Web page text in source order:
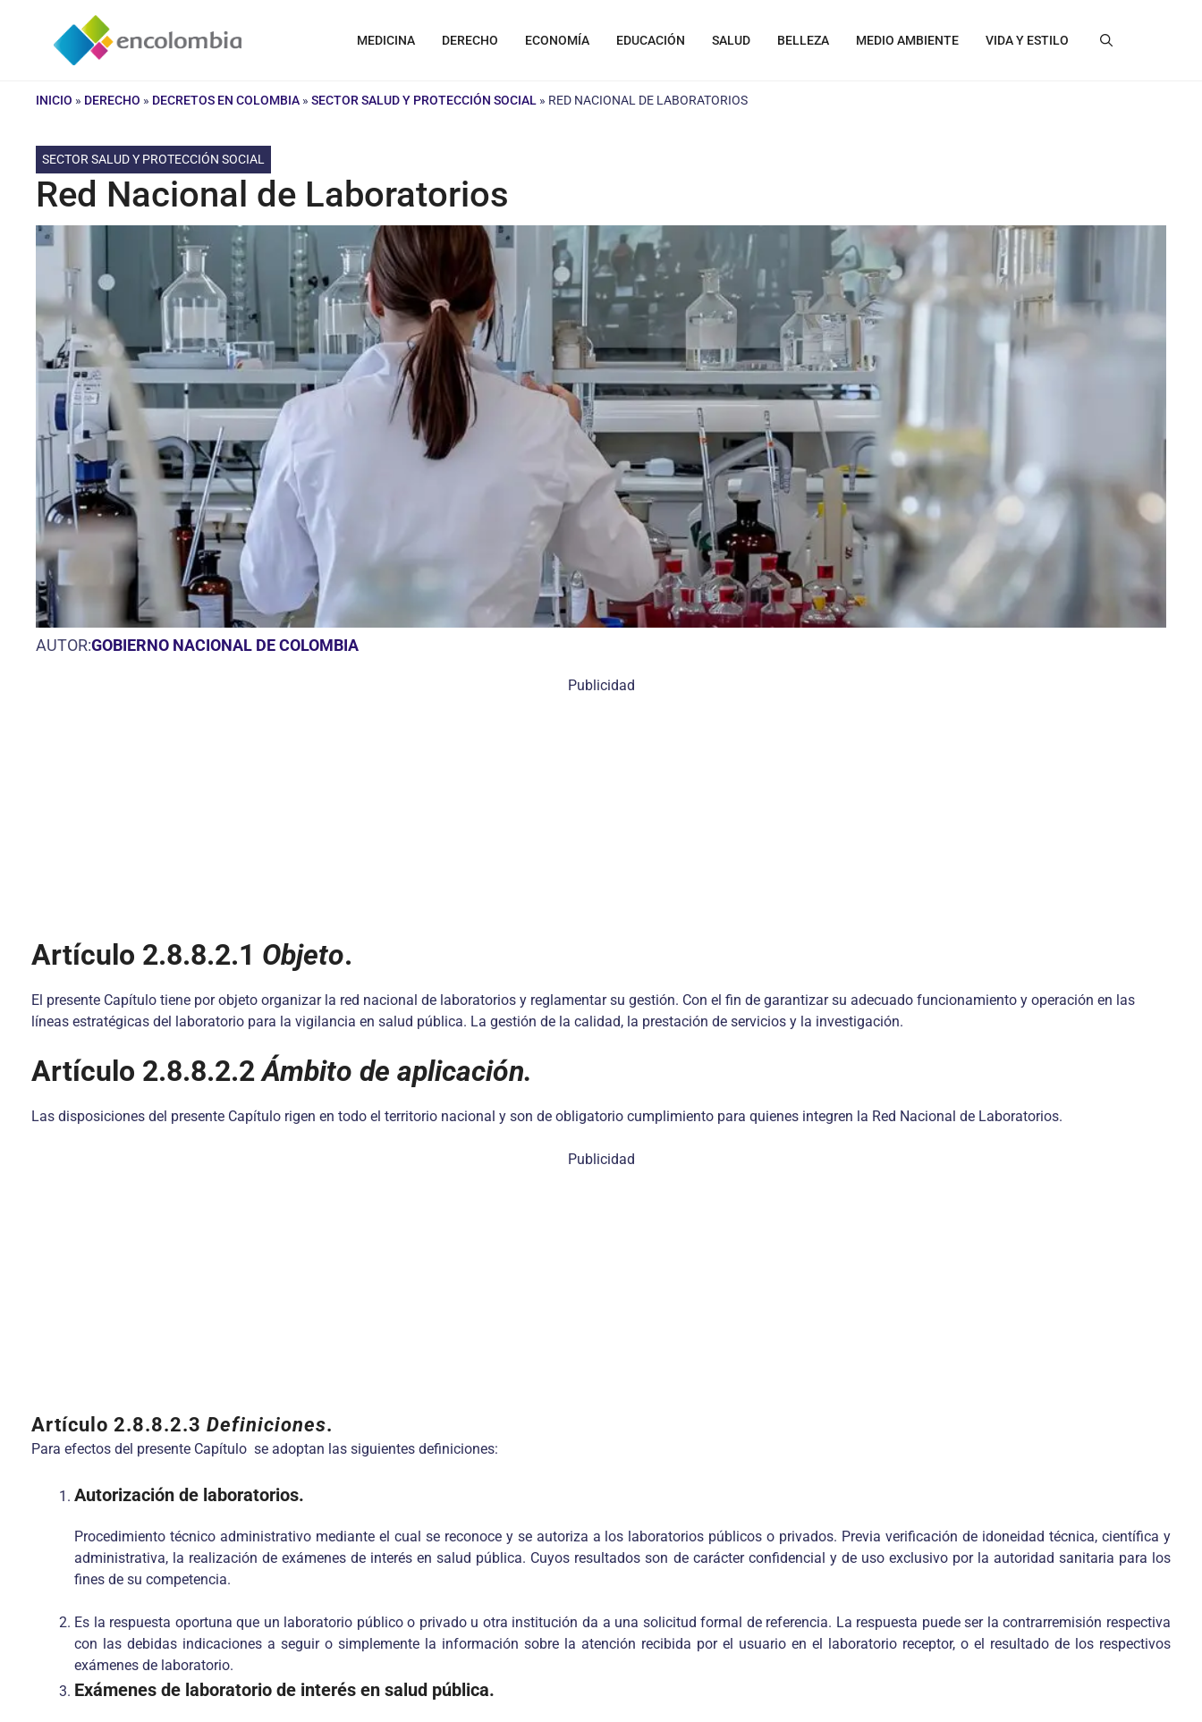
contenido
MEDICINA DERECHO ECONOMÍA EDUCACIÓN SALUD BELLEZA MEDIO AMBIENTE VIDA Y ESTILO
INICIO » DERECHO » DECRETOS EN COLOMBIA » SECTOR SALUD Y PROTECCIÓN SOCIAL » RED NACIONAL DE LABORATORIOS
SECTOR SALUD Y PROTECCIÓN SOCIAL
Red Nacional de Laboratorios
AUTOR:GOBIERNO NACIONAL DE COLOMBIA
Publicidad
Artículo 2.8.8.2.1 Objeto.
El presente Capítulo tiene por objeto organizar la red nacional de laboratorios y reglamentar su gestión. Con el fin de garantizar su adecuado funcionamiento y operación en las
líneas estratégicas del laboratorio para la vigilancia en salud pública. La gestión de la calidad, la prestación de servicios y la investigación.
Artículo 2.8.8.2.2Ámbito de aplicación.
Las disposiciones del presente Capítulo rigen en todo el territorio nacional y son de obligatorio cumplimiento para quienes integren la Red Nacional de Laboratorios.
Publicidad
Artículo 2.8.8.2.3 Definiciones.
Para efectos del presente Capítulo se adoptan las siguientes definiciones:
Autorización de laboratorios.
Procedimiento técnico administrativo mediante el cual se reconoce y se autoriza a los laboratorios públicos o privados. Previa verificación de idoneidad técnica, científica y
administrativa, la realización de exámenes de interés en salud pública. Cuyos resultados son de carácter confidencial y de uso exclusivo por la autoridad sanitaria para los
fines de su competencia.
Es la respuesta oportuna que un laboratorio público o privado u otra institución da a una solicitud formal de referencia. La respuesta puede ser la contrarremisión respectiva
con las debidas indicaciones a seguir o simplemente la información sobre la atención recibida por el usuario en el laboratorio receptor, o el resultado de los respectivos
exámenes de laboratorio.
Exámenes de laboratorio de interés en salud pública.